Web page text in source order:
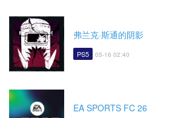
弗兰克·斯通的阴影
PS5 05-16 02:40
EA SPORTS FC 26